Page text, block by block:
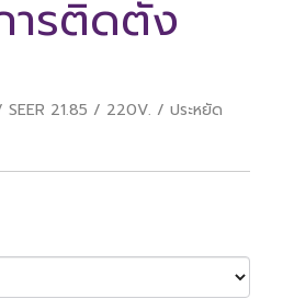
รติดตั้ง
21.85 / 220V. / ประหยัด